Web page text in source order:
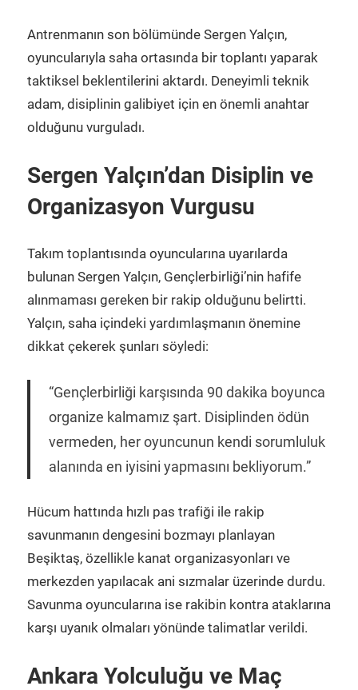
Antrenmanın son bölümünde Sergen Yalçın,
oyuncularıyla saha ortasında bir toplantı yaparak
taktiksel beklentilerini aktardı. Deneyimli teknik
adam, disiplinin galibiyet için en önemli anahtar
olduğunu vurguladı.
Sergen Yalçın’dan Disiplin ve
Organizasyon Vurgusu
Takım toplantısında oyuncularına uyarılarda
bulunan Sergen Yalçın, Gençlerbirliği’nin hafife
alınmaması gereken bir rakip olduğunu belirtti.
Yalçın, saha içindeki yardımlaşmanın önemine
dikkat çekerek şunları söyledi:
“Gençlerbirliği karşısında 90 dakika boyunca
organize kalmamız şart. Disiplinden ödün
vermeden, her oyuncunun kendi sorumluluk
alanında en iyisini yapmasını bekliyorum.”
Hücum hattında hızlı pas trafiği ile rakip
savunmanın dengesini bozmayı planlayan
Beşiktaş, özellikle kanat organizasyonları ve
merkezden yapılacak ani sızmalar üzerinde durdu.
Savunma oyuncularına ise rakibin kontra ataklarına
karşı uyanık olmaları yönünde talimatlar verildi.
Ankara Yolculuğu ve Maç